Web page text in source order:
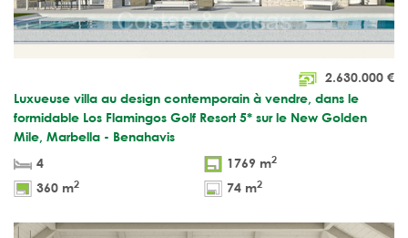
2.630.000 €
Luxueuse villa au design contemporain à vendre, dans le
formidable Los Flamingos Golf Resort 5* sur le New Golden
Mile, Marbella - Benahavis
4
1769 m2
360 m2 74 m2